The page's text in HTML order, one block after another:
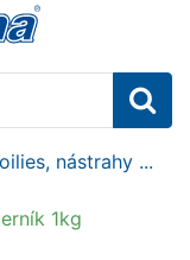
nástrahy ...
1kg